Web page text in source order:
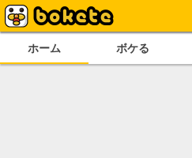
ホーム ボケる